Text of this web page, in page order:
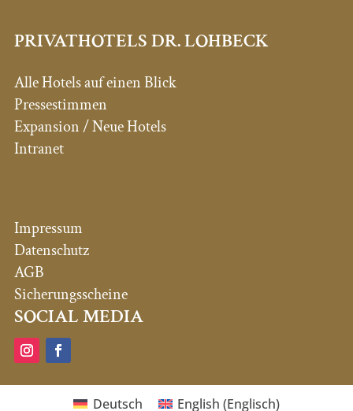
PRIVATHOTELS DR. LOHBECK
Alle Hotels auf einen Blick
Pressestimmen
Expansion / Neue Hotels
Intranet
Impressum
Datenschutz
AGB
Sicherungsscheine
SOCIAL MEDIA
Deutsch English (Englisch)